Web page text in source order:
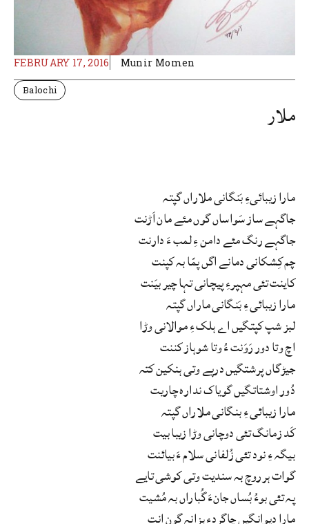
FEBRUARY 17, 2016 Munir Momen
Balochi
ملار
مارا زیبائیءِ بَنگانی ملاراں گپتہ
جاگہے ساز سَواساں گوں مئے مان اَڑنت
جاگہے رنگ مئے دامن ءِ لمب ءَ دارنت
چم کِشکانی دمانے اگں پمّا بہ کپنت
کاینت تئی مہپرءِ پیچانی تہا چیر بیَنت
مارا زیبائی ءِ بَنگانی ماراں گپتہ
لبز شپ کپتگیں اے ہلک ءِ موالانی وڑا
اچ وتا دور رَوَنت ءُ وتا شوہاز کننت
جیڑگاں پرشتگیں درپے وتی ہنکین کتہ
دُور اوشتاتگیں گویاک ندارہ چاریت
مارا زیبائی ءِ بنگانی ملاراں گپتہ
کَد زمانگ تئی دوچانی وڑا زیبا بیت
بیگہ ءِ نود تئی زُلفانی سلام ءَ بیائنت
گوات ہرروچ بہ سندیت وتی کوشی تایے
پہ تئی بوءُ بُساں جانءَ گُباراں بہ مُشیت
مارا دیوانگیں چاگردءِ ہزانہ گون اِنت